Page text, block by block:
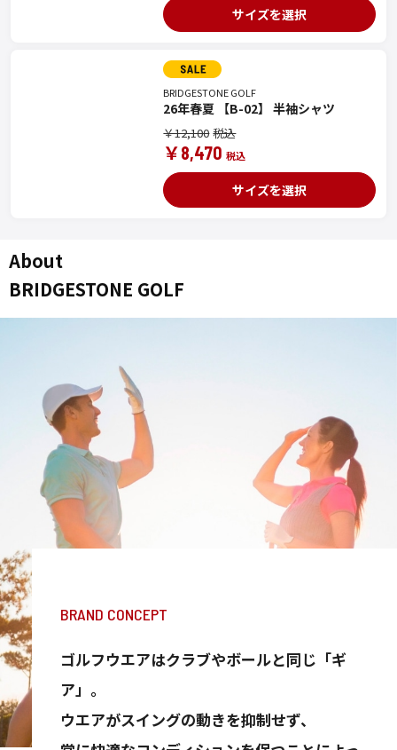
サイズを選択
BRIDGESTONE GOLF
26年春夏 【B-02】 半袖シャツ
￥12,100
￥8,470
サイズを選択
About
BRIDGESTONE GOLF
BRAND CONCEPT
ゴルフウエアはクラブやボールと同じ「ギ
ア」。
ウエアがスイングの動きを抑制せず、